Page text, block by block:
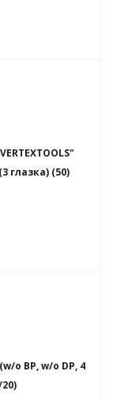
глазка) (50)
o BP, w/o DP, 4